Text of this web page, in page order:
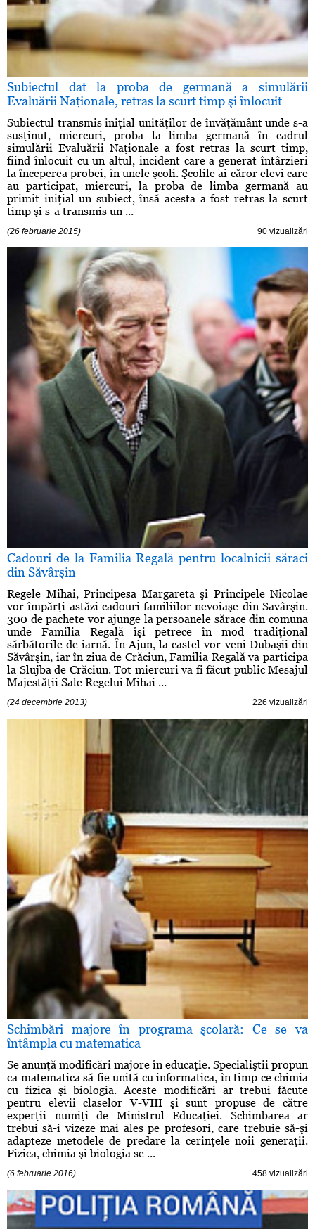
Subiectul dat la proba de germană a simulării
Evaluării Naţionale, retras la scurt timp şi înlocuit
Subiectul transmis iniţial unităţilor de învăţământ unde s-a
susţinut, miercuri, proba la limba germană în cadrul
simulării Evaluării Naţionale a fost retras la scurt timp,
fiind înlocuit cu un altul, incident care a generat întârzieri
la începerea probei, în unele şcoli. Şcolile ai căror elevi care
au participat, miercuri, la proba de limba germană au
primit iniţial un subiect, însă acesta a fost retras la scurt
timp şi s-a transmis un ...
(26 februarie 2015) 90 vizualizări
Cadouri de la Familia Regală pentru localnicii săraci
din Săvârşin
Regele Mihai, Principesa Margareta şi Principele Nicolae
vor împărţi astăzi cadouri familiilor nevoiaşe din Savârşin.
300 de pachete vor ajunge la persoanele sărace din comuna
unde Familia Regală îşi petrece în mod tradiţional
sărbătorile de iarnă. În Ajun, la castel vor veni Dubaşii din
Săvârşin, iar în ziua de Crăciun, Familia Regală va participa
la Slujba de Crăciun. Tot miercuri va fi făcut public Mesajul
Majestăţii Sale Regelui Mihai ...
(24 decembrie 2013) 226 vizualizări
Schimbări majore în programa şcolară: Ce se va
întâmpla cu matematica
Se anunţă modificări majore în educaţie. Specialiştii propun
ca matematica să fie unită cu informatica, în timp ce chimia
cu fizica şi biologia. Aceste modificări ar trebui făcute
pentru elevii claselor V-VIII şi sunt propuse de către
experţii numiţi de Ministrul Educaţiei. Schimbarea ar
trebui să-i vizeze mai ales pe profesori, care trebuie să-şi
adapteze metodele de predare la cerinţele noii generaţii.
Fizica, chimia şi biologia se ...
(6 februarie 2016) 458 vizualizări